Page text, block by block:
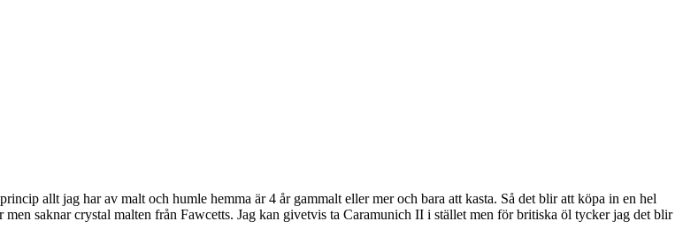
allt jag har av malt och humle hemma är 4 år gammalt eller mer och bara att kasta. Så det blir att köpa in en hel
saknar crystal malten från Fawcetts. Jag kan givetvis ta Caramunich II i stället men för britiska öl tycker jag det blir